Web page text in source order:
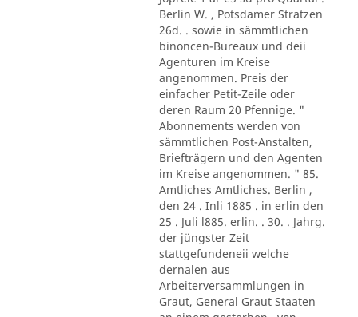
Berlin W. , Potsdamer Stratzen
26d. . sowie in sämmtlichen
binoncen-Bureaux und deii
Agenturen im Kreise
angenommen. Preis der
einfacher Petit-Zeile oder
deren Raum 20 Pfennige. "
Abonnements werden von
sämmtlichen Post-Anstalten,
Briefträgern und den Agenten
im Kreise angenommen. " 85.
Amtliches Amtliches. Berlin ,
den 24 . Inli 1885 . in erlin den
25 . Juli l885. erlin. . 30. . Jahrg.
der jüngster Zeit
stattgefundeneii welche
dernalen aus
Arbeiterversammlungen in
Graut, General Graut Staaten